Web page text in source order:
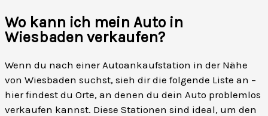
Wo kann ich mein Auto in
Wiesbaden verkaufen?
Wenn du nach einer Autoankaufstation in der Nähe
von Wiesbaden suchst, sieh dir die folgende Liste an –
hier findest du Orte, an denen du dein Auto problemlos
verkaufen kannst. Diese Stationen sind ideal, um den